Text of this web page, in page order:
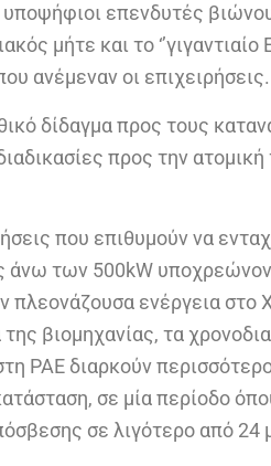
επενδυτές
μήτε και το ‘’γιγαντιαίο
ανέμεναν οι επιχειρήσεις.
δίδαγμα προς τους
προς την
που επιθυμούν να
άνω των 500kW
ενέργεια στο
βιομηχανίας, τα
ΡΑΕ διαρκούν
σε μία περίοδο
σε λιγότερο από 24